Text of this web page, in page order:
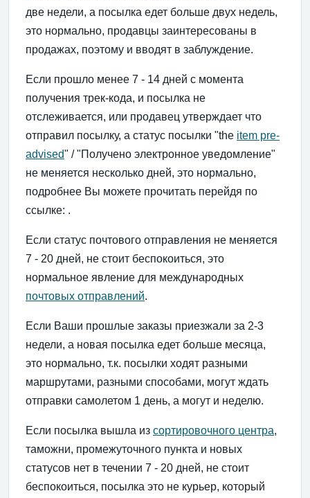
две недели, а посылка едет больше двух недель,
это нормально, продавцы заинтересованы в
продажах, поэтому и вводят в заблуждение.
Если прошло менее 7 - 14 дней с момента
получения трек-кода, и посылка не
отслеживается, или продавец утверждает что
отправил посылку, а статус посылки "the item pre-
advised" / "Получено электронное уведомление"
не меняется несколько дней, это нормально,
подробнее Вы можете прочитать перейдя по
ссылке: .
Если статус почтового отправления не меняется
7 - 20 дней, не стоит беспокоиться, это
нормальное явление для международных
почтовых отправлений.
Если Ваши прошлые заказы приезжали за 2-3
недели, а новая посылка едет больше месяца,
это нормально, т.к. посылки ходят разными
маршрутами, разными способами, могут ждать
отправки самолетом 1 день, а могут и неделю.
Если посылка вышла из сортировочного центра,
таможни, промежуточного пункта и новых
статусов нет в течении 7 - 20 дней, не стоит
беспокоиться, посылка это не курьер, который